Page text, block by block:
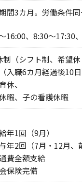
間3カ月。労働条件同
16:00、8:30～17:30
制（シフト制、希望休
入職6カ月経過後10
休、
暇、子の看護休暇
年1回（9月）
年2回（7月・12月、
費全額支給
保険完備